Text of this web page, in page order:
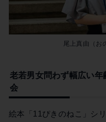
尾上真由（お
老若男女問わず幅広い
会
絵本「11ぴきのねこ」シ